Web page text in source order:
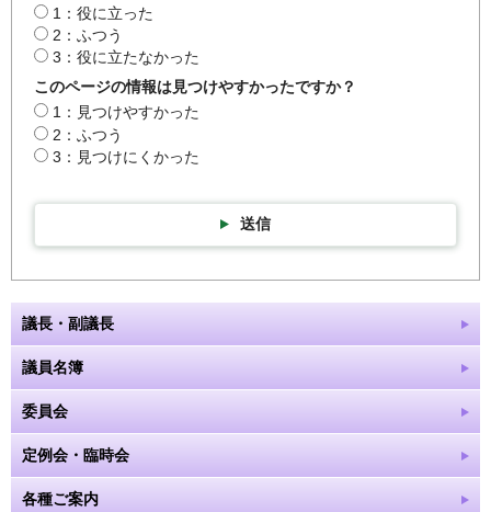
1：役に立った
2：ふつう
3：役に立たなかった
このページの情報は見つけやすかったですか？
1：見つけやすかった
2：ふつう
3：見つけにくかった
送信
議長・副議長
議員名簿
委員会
定例会・臨時会
各種ご案内